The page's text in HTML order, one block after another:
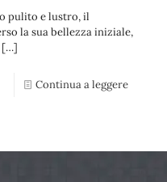
pulito e lustro, il
la sua bellezza iniziale,
[…]
Continua a leggere